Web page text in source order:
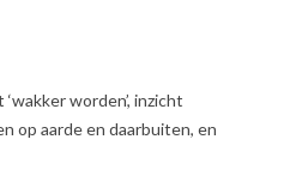
worden’, inzicht
op aarde en daarbuiten, en